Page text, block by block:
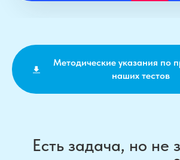
Методические указания по
наших тестов